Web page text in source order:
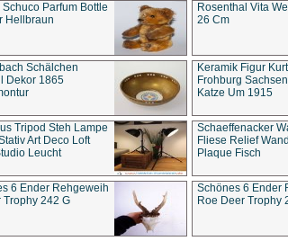
Parfum Bottle
Hellbraun
Rosenthal Vita
26 Cm
Schälchen
Dekor 1865
Keramik Figur
Frohburg
Katze Um 1915
Tripod Steh Lampe
Art Deco Loft
Leucht
Schaeffenacker
Fliese Relief
Plaque Fisch
6 Ender Rehgeweih
Trophy 242 G
Schönes 6 Ender
Roe Deer Trophy